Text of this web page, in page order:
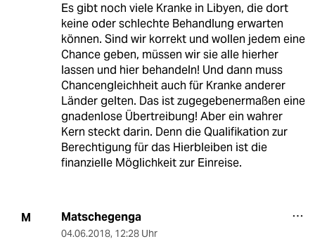
Es gibt noch viele Kranke in Libyen, die dort
keine oder schlechte Behandlung erwarten
können. Sind wir korrekt und wollen jedem eine
Chance geben, müssen wir sie alle hierher
lassen und hier behandeln! Und dann muss
Chancengleichheit auch für Kranke anderer
Länder gelten. Das ist zugegebenermaßen eine
gnadenlose Übertreibung! Aber ein wahrer
Kern steckt darin. Denn die Qualifikation zur
Berechtigung für das Hierbleiben ist die
finanzielle Möglichkeit zur Einreise.
M Matschegenga
04.06.2018, 12:28 Uhr